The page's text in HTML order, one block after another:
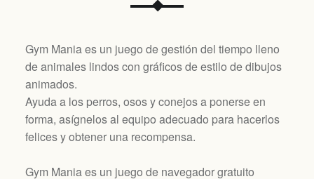
Gym Mania es un juego de gestión del tiempo lleno
de animales lindos con gráficos de estilo de dibujos
animados.
Ayuda a los perros, osos y conejos a ponerse en
forma, asígnelos al equipo adecuado para hacerlos
felices y obtener una recompensa.
Gym Mania es un juego de navegador gratuito